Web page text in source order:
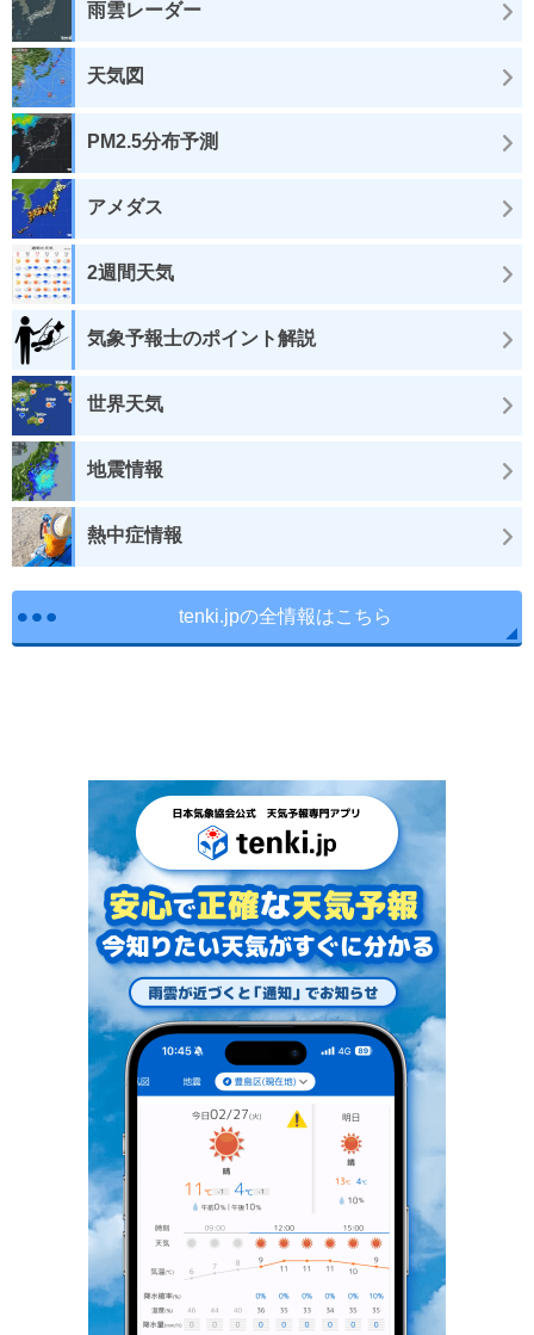
雨雲レーダー
天気図
PM2.5分布予測
アメダス
2週間天気
気象予報士のポイント解説
世界天気
地震情報
熱中症情報
tenki.jpの全情報はこちら